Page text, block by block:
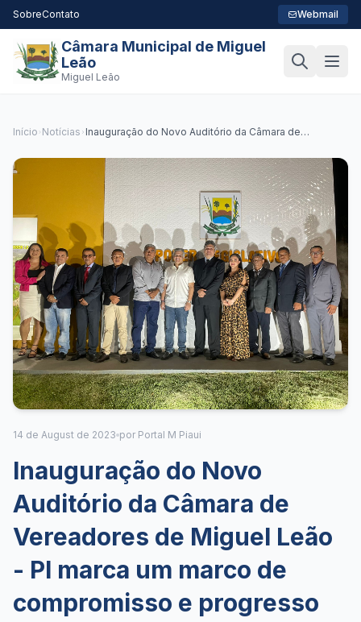
SobreContato Webmail
Câmara Municipal de Miguel
Leão
Miguel Leão
Início Notícias Inauguração do Novo Auditório da Câmara de
compromisso e progresso
14 de August de 2023 por Portal M Piaui
Inauguração do Novo
Auditório da Câmara de
Vereadores de Miguel Leão
- PI marca um marco de
compromisso e progresso